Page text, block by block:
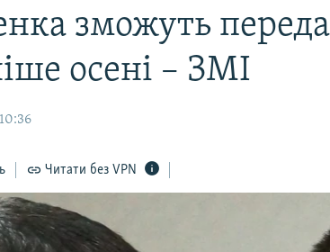
зможуть
осені – ЗМІ
Читати без VPN